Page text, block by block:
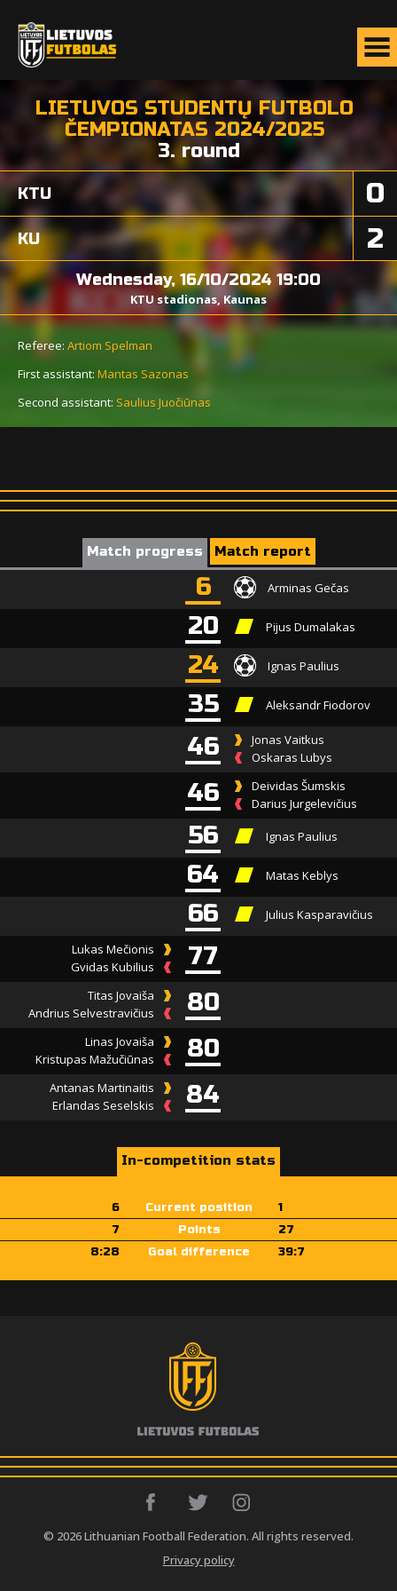
LIETUVOS STUDENTŲ FUTBOLO
ČEMPIONATAS 2024/2025
3. round
0
KTU
KU 2
Wednesday, 16/10/2024 19:00
KTU stadionas, Kaunas
Referee: Artiom Spelman
First assistant: Mantas Sazonas
Second assistant: Saulius Juočiūnas
Match progress Match report
6 Arminas Gečas
20 Pijus Dumalakas
24 Ignas Paulius
35 Aleksandr Fiodorov
46
Jonas Vaitkus
Oskaras Lubys
46
Deividas Šumskis
Darius Jurgelevičius
56 Ignas Paulius
64 Matas Keblys
66 Julius Kasparavičius
Lukas Mečionis
Gvidas Kubilius
77
Titas Jovaiša
Andrius Selvestravičius
80
Linas Jovaiša
Kristupas Mažučiūnas
80
Antanas Martinaitis
Erlandas Seselskis
84
In-competition stats
6 Current position
1
7
Points
27
8:28
Goal difference 39:7
© 2026 Lithuanian Football Federation. All rights reserved.
Privacy policy